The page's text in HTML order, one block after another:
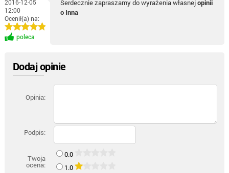
2016-12-05
12:00
Ocenił(a) na:
poleca
Serdecznie zapraszamy do wyrażenia własnejopinii
o Inna
Dodaj opinie
Opinia:
Podpis:
Twoja
ocena:
0.0
1.0